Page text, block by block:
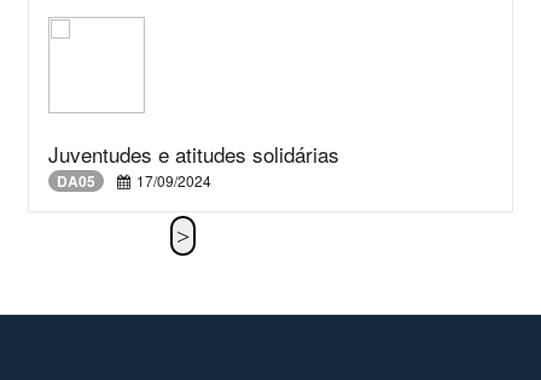
Juventudes e atitudes solidárias
DA05 17/09/2024